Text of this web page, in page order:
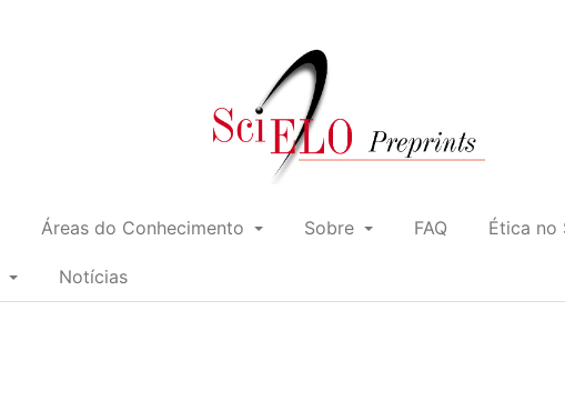
Áreas do Conhecimento Sobre FAQ Ética no
Notícias